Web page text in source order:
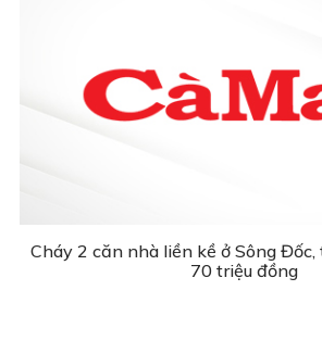
Cháy 2 căn nhà liền kề ở Sông
70 triệu đồng